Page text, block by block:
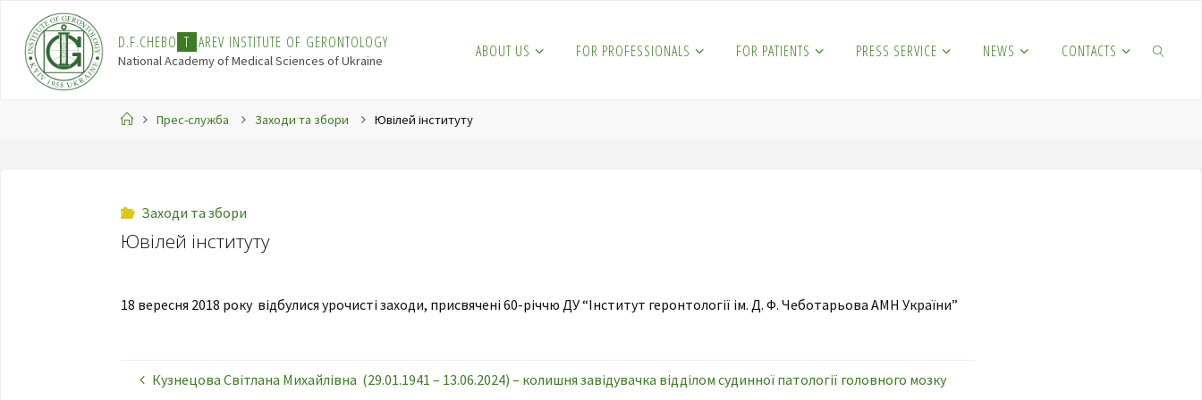
content
D.F.CHEBO T AREV INSTITUTE OF GERONTOLOGY
National Academy of Medical Sciences of Ukraine ABOUT US FOR PROFESSIONALS FOR PATIENTS PRESS SERVICE NEWS CONTACTS
HomeПрес-служба Заходи та збори Ювілей інституту
Заходи та збори
Ювілей інституту
18 вересня 2018 року відбулися урочисті заходи, присвячені 60-річчю ДУ “Інститут геронтології ім. Д. Ф. Чеботарьова АМН України”
Кузнецова Світлана Михайлівна (29.01.1941 – 13.06.2024) – колишня завідувачка відділом судинної патології головного мозку